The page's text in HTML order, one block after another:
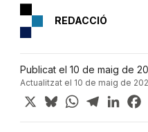
REDACCIÓ
Publicat el 10 de maig de
Actualitzat el 10 de maig de
X BlueskyWhatsApp
Telegram